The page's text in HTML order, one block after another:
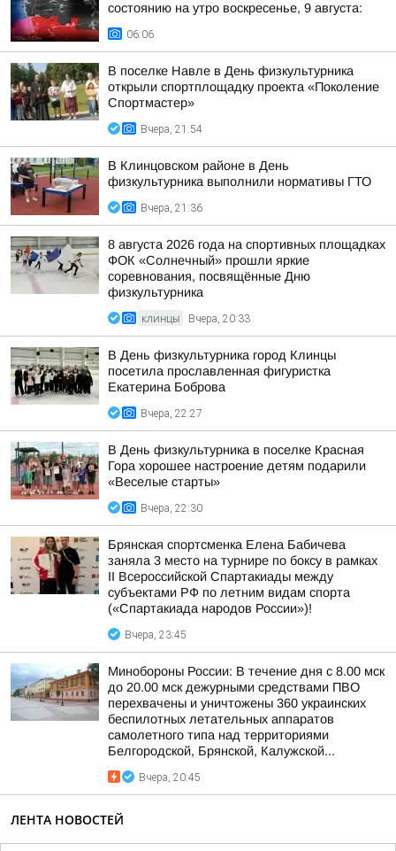
состоянию на утро воскресенье, 9 августа:
06:06
В поселке Навле в День физкультурника
открыли спортплощадку проекта «Поколение
Спортмастер»
Вчера, 21:54
В Клинцовском районе в День
физкультурника выполнили нормативы ГТО
Вчера, 21:36
8 августа 2026 года на спортивных площадках
ФОК «Солнечный» прошли яркие
соревнования, посвящённые Дню
физкультурника
КЛИНЦЫ Вчера, 20:33
В День физкультурника город Клинцы
посетила прославленная фигуристка
Екатерина Боброва
Вчера, 22:27
В День физкультурника в поселке Красная
Гора хорошее настроение детям подарили
«Веселые старты»
Вчера, 22:30
Брянская спортсменка Елена Бабичева
заняла 3 место на турнире по боксу в рамках
II Всероссийской Спартакиады между
субъектами РФ по летним видам спорта
(«Спартакиада народов России»)!
Вчера, 23:45
Минобороны России: В течение дня с 8.00 мск
до 20.00 мск дежурными средствами ПВО
перехвачены и уничтожены 360 украинских
беспилотных летательных аппаратов
самолетного типа над территориями
Белгородской, Брянской, Калужской...
Вчера, 20:45
ЛЕНТА НОВОСТЕЙ